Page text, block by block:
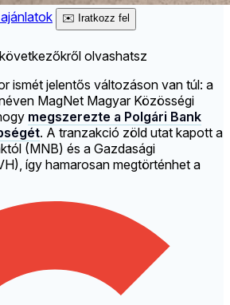
✉️ Iratkozz fel
olvashatsz
ismét jelentős változáson van túl: a
MagNet Magyar Közösségi
megszerezte a Polgári Bank
. A tranzakció zöld utat kapott a
(MNB) és a Gazdasági
így hamarosan megtörténhet a